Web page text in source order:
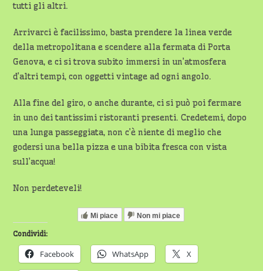
tutti gli altri.
Arrivarci è facilissimo, basta prendere la linea verde
della metropolitana e scendere alla fermata di Porta
Genova, e ci si trova subito immersi in un’atmosfera
d’altri tempi, con oggetti vintage ad ogni angolo.
Alla fine del giro, o anche durante, ci si può poi fermare
in uno dei tantissimi ristoranti presenti. Credetemi, dopo
una lunga passeggiata, non c’è niente di meglio che
godersi una bella pizza e una bibita fresca con vista
sull’acqua!
Non perdeteveli!
Mi piace Non mi piace
Condividi:
Facebook WhatsApp X